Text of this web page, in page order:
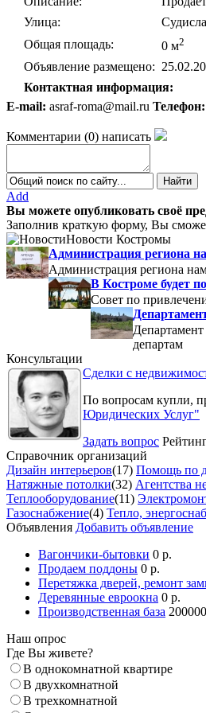
Улица:
Общая площадь:
0 м2
Объявление размещено:
Контактная информация:
E-mail: asraf-roma@mail.ru Телефон:
Комментарии (0) написать
Add
Вы можете опубликовать своё
Заполнив краткую форму, Вы
Новости Костромы
Администрация региона
Администрация региона
В Костроме будет
Совет по
департам
Консультации
Сделки с
По вопросам купли,
Юридических Услуг"
Задать вопрос
Справочник организаций
Дизайн интерьеров(17) Помощь по
Натяжные потолки(32) Агентства
Теплооборудование(11)
Газоснабжение(4) Тепло,
Объявления Добавить объявление
Вагончики-бытовки 0 р.
Продаем поддоны 0 р.
Перетяжка дверей, ремонт
Деревянные евроокна 0 р.
Производственная база
Наш опрос
Где Вы живете?
В однокомнатной квартире
В двухкомнатной
В трехкомнатной